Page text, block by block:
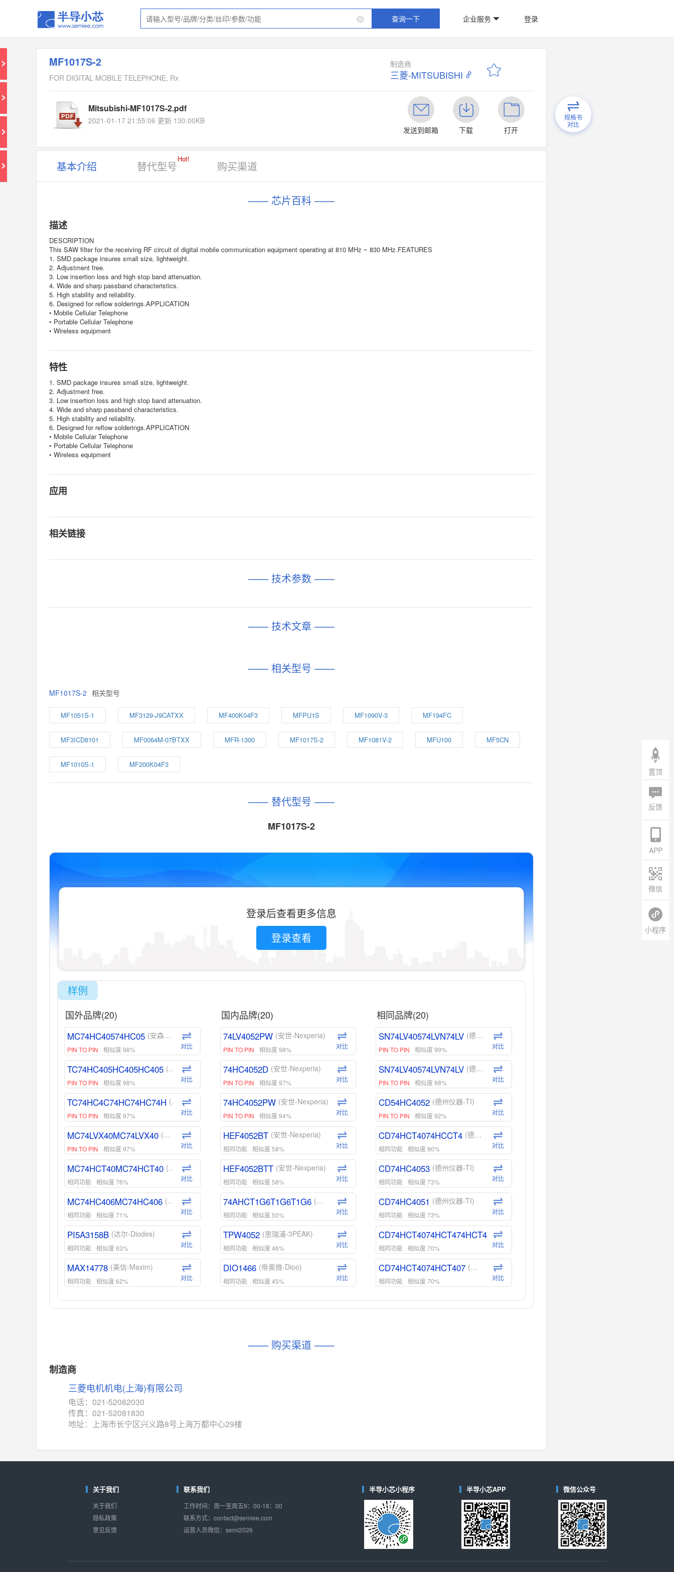
查询一下 企业服务 登录
MF1017S-2
FOR DIGITAL MOBILE TELEPHONE, Rx
制造商
三菱-MITSUBISHI
Mitsubishi-MF1017S-2.pdf
2021-01-17 21:55:06 更新 130.00KB
发送到邮箱
下载 打开
规格书
对比
基本介绍 替代型号
Hot!
购买渠道
—— 芯片百科 ——
描述
DESCRIPTION
This SAW filter for the receiving RF circuit of digital mobile communication equipment operating at 810 MHz ~ 830 MHz.FEATURES
1. SMD package insures small size, lightweight.
2. Adjustment free.
3. Low insertion loss and high stop band attenuation.
4. Wide and sharp passband characteristics.
5. High stability and reliability.
6. Designed for reflow solderings.APPLICATION
• Mobile Cellular Telephone
• Portable Cellular Telephone
• Wireless equipment
特性
1. SMD package insures small size, lightweight.
2. Adjustment free.
3. Low insertion loss and high stop band attenuation.
4. Wide and sharp passband characteristics.
5. High stability and reliability.
6. Designed for reflow solderings.APPLICATION
• Mobile Cellular Telephone
• Portable Cellular Telephone
• Wireless equipment
应用
相关链接
—— 技术参数 ——
—— 技术文章 ——
—— 相关型号 ——
MF1017S-2 相关型号
MF1051S-1 MF3129-J9CATXX MF400K04F3 MFPU1S MF1090V-3 MF194FC
MF3ICD8101 MF0064M-07BTXX MFR-1300 MF1017S-2 MF1081V-2 MFU100 MF5CN
MF1010S-1 MF200K04F3
—— 替代型号 ——
MF1017S-2
登录后查看更多信息
登录查看
样例
国外品牌(20)
MC74HC40574HC05 (安森美-ON)
PIN TO PIN 相似度 98% 对比
TC74HC405HC405HC405 (东芝-Toshiba)
PIN TO PIN 相似度 98% 对比
TC74HC4C74HC74HC74H (东芝-Toshiba)
PIN TO PIN 相似度 97% 对比
MC74LVX40MC74LVX40 (安森美-ON)
PIN TO PIN 相似度 97% 对比
MC74HCT40MC74HCT40 (安森美-ON)
相同功能 相似度 76% 对比
MC74HC406MC74HC406 (安森美-ON)
相同功能 相似度 71% 对比
PI5A3158B (达尔-Diodes)
相同功能 相似度 63% 对比
MAX14778 (美信-Maxim)
相同功能 相似度 62% 对比
ADG1439 (亚德诺-ADI)
对比
MAX14760
M74HC4852 (意法-ST)
相同功能 相似度 52%
对比
ADG784 (亚德诺-ADI)
74VHC405274VHC4 (东芝-Toshiba)
国内品牌(20)
74LV4052PW (安世-Nexperia)
PIN TO PIN 相似度 98% 对比
74HC4052D (安世-Nexperia)
PIN TO PIN 相似度 97% 对比
74HC4052PW (安世-Nexperia)
PIN TO PIN 相似度 94% 对比
HEF4052BT (安世-Nexperia)
相同功能 相似度 58% 对比
HEF4052BTT (安世-Nexperia)
相同功能 相似度 58% 对比
74AHCT1G6T1G6T1G6 (安世-Nexperia)
相同功能 相似度 50% 对比
TPW4052 (思瑞浦-3PEAK)
相同功能 相似度 46% 对比
DIO1466 (帝奥微-Dioo)
相同功能 相似度 45% 对比
DIO1159 (帝奥微-Dioo)
对比
相似度 44%
SGM48753
74LV4052 (思扬微-Siyom)
相同品牌(20)
SN74LV40574LVN74LV (德州仪器-TI)
PIN TO PIN 相似度 99% 对比
SN74LV40574LVN74LV (德州仪器-TI)
PIN TO PIN 相似度 98% 对比
CD54HC4052 (德州仪器-TI)
PIN TO PIN 相似度 92% 对比
CD74HCT4074HCCT4 (德州仪器-TI)
相同功能 相似度 90% 对比
CD74HC4053 (德州仪器-TI)
相同功能 相似度 73% 对比
CD74HC4051 (德州仪器-TI)
相同功能 相似度 73% 对比
CD74HCT4074HCT474HCT4 (德州仪器-TI)
相同功能 相似度 70% 对比
CD74HCT4074HCT407 (德州仪器-TI)
相同功能 相似度 70% 对比
CD74HCT4D74HDCT40 (德州仪器-TI)
对比
—— 购买渠道 ——
制造商
三菱电机机电(上海)有限公司
电话：021-52082030
传真：021-52081830
地址：上海市长宁区兴义路8号上海万都中心29楼
关于我们
关于我们
隐私政策
意见反馈
联系我们
工作时间：周一至周五9：00-18：00
联系方式：contact@semiee.com
运营人员微信：semi2026
半导小芯小程序 半导小芯APP 微信公众号
置顶
反馈
APP
微信
小程序